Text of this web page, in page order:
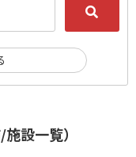
設一覧）